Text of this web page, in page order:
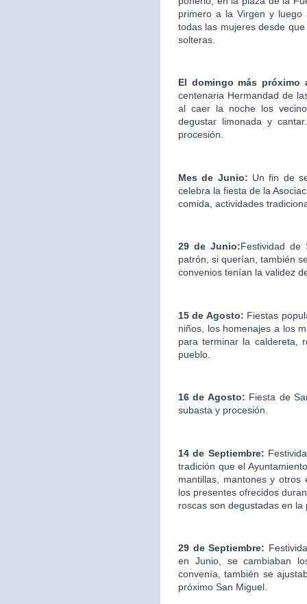
primero a la Virgen y luego
todas las mujeres desde
solteras.
El domingo más
centenaria Hermandad de
al caer la noche los
degustar limonada y
procesión.
Mes de Junio: Un fin de
celebra la fiesta de la
comida, actividades
29 de Junio:Festividad de
patrón, si querían, también
convenios tenían la validez
15 de Agosto: Fiestas
niños, los homenajes a los
para terminar la caldereta,
pueblo.
16 de Agosto: Fiesta de
subasta y procesión.
14 de Septiembre:
tradición que el
mantillas, mantones y
los presentes ofrecidos
roscas son degustadas en
29 de Septiembre:
en Junio, se cambiaban
convenía, también se
próximo San Miguel.